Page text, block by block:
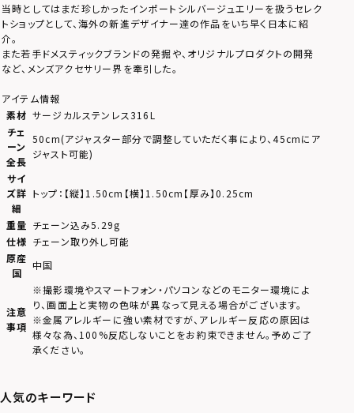
当時としてはまだ珍しかったインポートシルバージュエリーを扱うセレク
トショップとして、海外の新進デザイナー達の作品をいち早く日本に紹
介。
また若手ドメスティックブランドの発掘や、オリジナルプロダクトの開発
など、メンズアクセサリー界を牽引した。
アイテム情報
素材 サージカルステンレス316L
チェ
ーン
全長
50cm(アジャスター部分で調整していただく事により、45cmにア
ジャスト可能)
サイ
ズ詳
細
トップ：【縦】1.50cm【横】1.50cm【厚み】0.25cm
重量 チェーン込み5.29g
仕様 チェーン取り外し可能
原産
国
中国
注意
事項
※撮影環境やスマートフォン・パソコンなどのモニター環境によ
り、画面上と実物の色味が異なって見える場合がございます。
※金属アレルギーに強い素材ですが、アレルギー反応の原因は
様々な為、100%反応しないことをお約束できません。予めご了
承ください。